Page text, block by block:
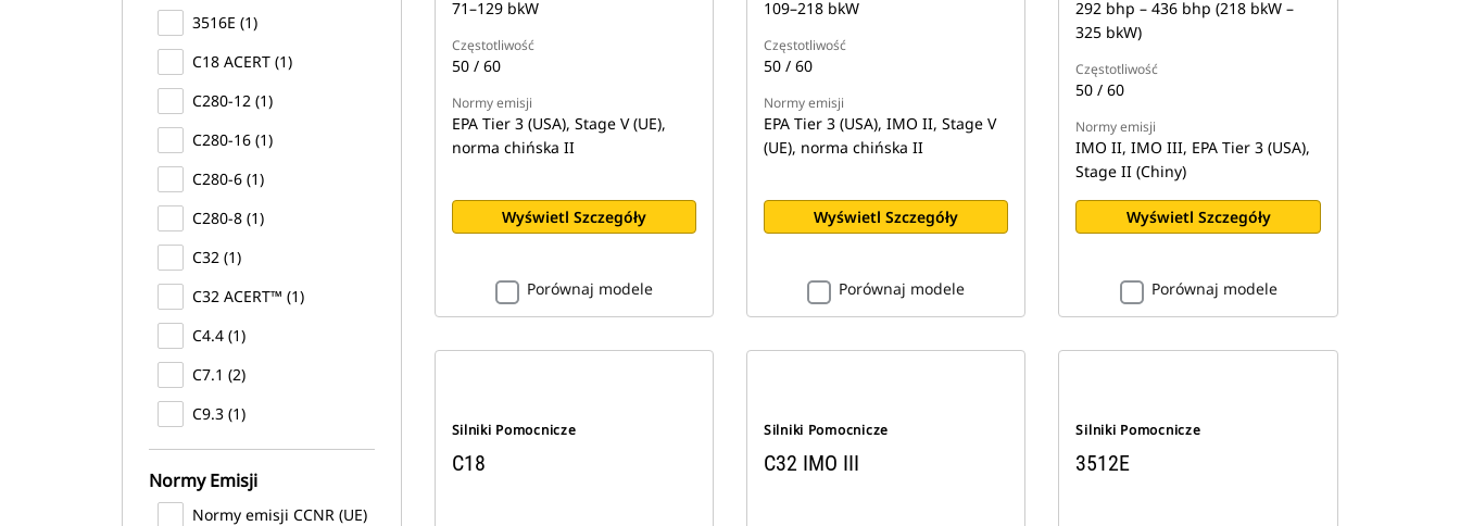
3516E (1)
C18 ACERT (1)
C280-12 (1)
C280-16 (1)
C280-6 (1)
C280-8 (1)
C32 (1)
C32 ACERT™ (1)
C4.4 (1)
C7.1 (2)
C9.3 (1)
Normy Emisji
Normy emisji CCNR (UE)
71–129 bkW
Częstotliwość
50 / 60
Normy emisji
EPA Tier 3 (USA), Stage V (UE),
norma chińska II
Wyświetl Szczegóły
Porównaj modele
109–218 bkW
Częstotliwość
50 / 60
Normy emisji
EPA Tier 3 (USA), IMO II, Stage V
(UE), norma chińska II
Wyświetl Szczegóły
Porównaj modele
292 bhp – 436 bhp (218 bkW –
325 bkW)
Częstotliwość
50 / 60
Normy emisji
IMO II, IMO III, EPA Tier 3 (USA),
Stage II (Chiny)
Wyświetl Szczegóły
Porównaj modele
Silniki Pomocnicze
C18
Silniki Pomocnicze
C32 IMO III
Silniki Pomocnicze
3512E